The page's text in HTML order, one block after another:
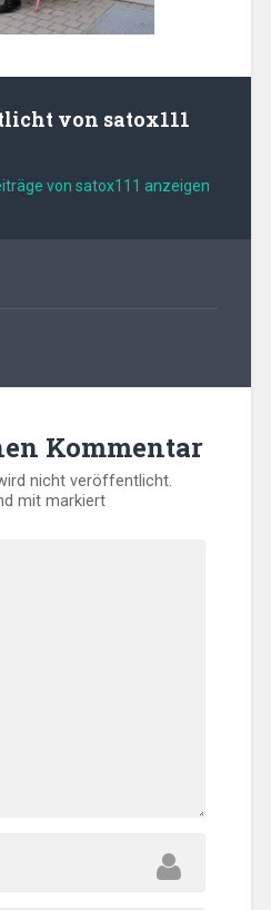
von satox111
von satox111 anzeigen
Kommentar
nicht veröffentlicht.
mitmarkiert